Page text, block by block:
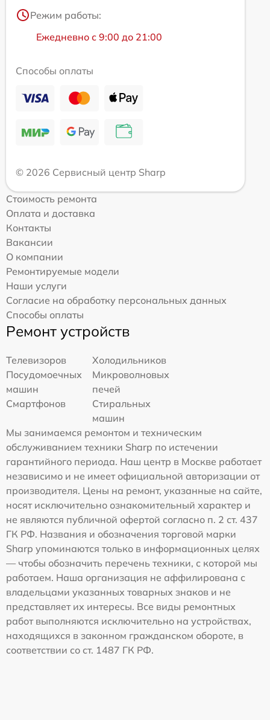
Режим работы:
Ежедневно с 9:00 до 21:00
Способы оплаты
© 2026 Сервисный центр Sharp
Стоимость ремонта
Оплата и доставка
Контакты
Вакансии
О компании
Ремонтируемые модели
Наши услуги
Согласие на обработку персональных данных
Способы оплаты
Ремонт устройств
Телевизоров
Холодильников
Посудомоечных
машин
Микроволновых
печей
Смартфонов
Стиральных
машин
Мы занимаемся ремонтом и техническим
обслуживанием техники Sharp по истечении
гарантийного периода. Наш центр в Москве работает
независимо и не имеет официальной авторизации от
производителя. Цены на ремонт, указанные на сайте,
носят исключительно ознакомительный характер и
не являются публичной офертой согласно п. 2 ст. 437
ГК РФ. Названия и обозначения торговой марки
Sharp упоминаются только в информационных целях
— чтобы обозначить перечень техники, с которой мы
работаем. Наша организация не аффилирована с
владельцами указанных товарных знаков и не
представляет их интересы. Все виды ремонтных
работ выполняются исключительно на устройствах,
находящихся в законном гражданском обороте, в
соответствии со ст. 1487 ГК РФ.